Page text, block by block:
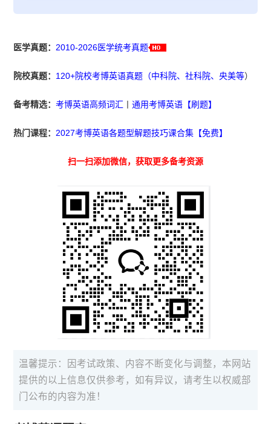
医学真题：2010-2026医学统考真题
院校真题： 120+院校考博英语真题（中科院、社科院、央美等）
备考精选：考博英语高频词汇 丨通用考博英语【刷题】
热门课程： 2027考博英语各题型解题技巧课合集【免费】
扫一扫添加微信，获取更多备考资源
温馨提示：因考试政策、内容不断变化与调整，本网站
提供的以上信息仅供参考，如有异议，请考生以权威部
门公布的内容为准！